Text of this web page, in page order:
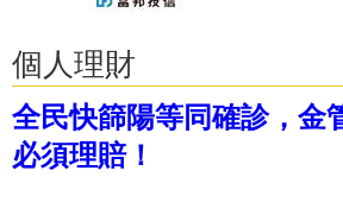
個人理財
全民快篩陽等同確診，金
必須理賠！